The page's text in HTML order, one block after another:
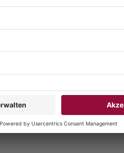
hybride Workflows, entwickeln
durch.
an Fachbereiche, damit der
dokumentieren ihre
Moment, in dem